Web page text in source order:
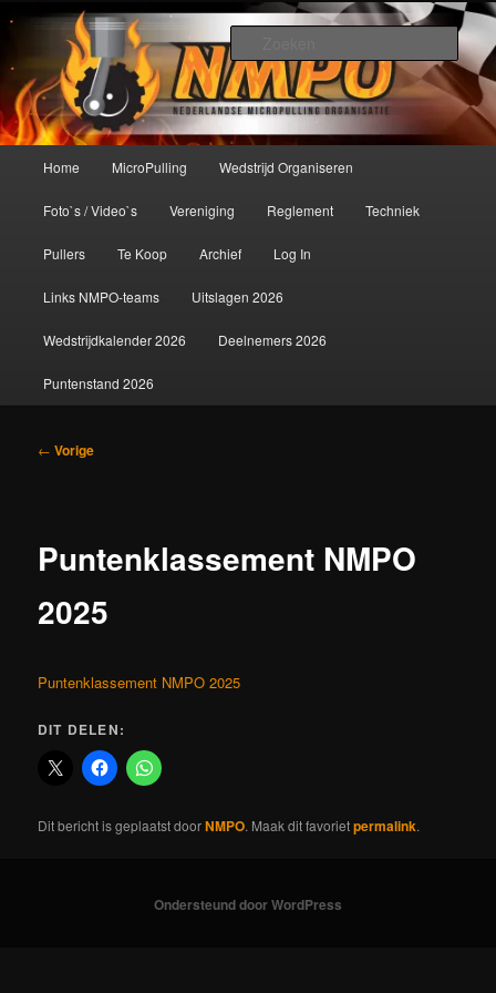
primaire
inhoudNederlandse MicroPulling
Organisatie
De meest krachtige modelbouwsport ter wereld!
Home MicroPulling Wedstrijd Organiseren
Foto`s / Video`s Vereniging Reglement Techniek
Pullers Te Koop Archief Log In
Links NMPO-teams Uitslagen 2026
Wedstrijdkalender 2026 Deelnemers 2026
Puntenstand 2026
Bericht
← Vorige
Puntenklassement NMPO
2025
Puntenklassement NMPO 2025
DIT DELEN:
Dit bericht is geplaatst doorNMPO. Maak dit favorietpermalink.
Ondersteund door WordPress